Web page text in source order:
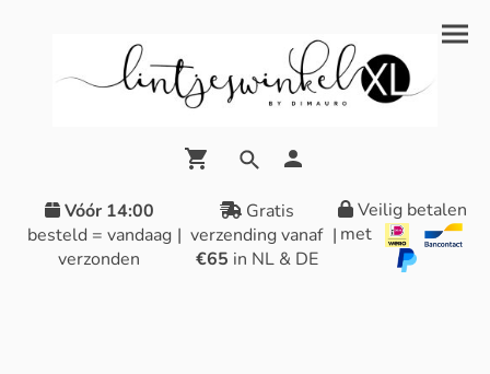
Vóór 14:00
besteld = vandaag
verzonden
|
Gratis
verzending vanaf
€65 in NL & DE
|
Veilig betalen
met